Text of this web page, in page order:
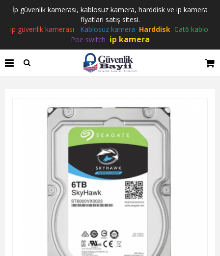
İp güvenlik kamerası, kablosuz kamera, harddisk ve ip kamera
fiyatları satış sitesi.
ip güvenlik kamerası
Kablosuz kamera Harddisk Cat6 kablo
Poe switch ip kamera